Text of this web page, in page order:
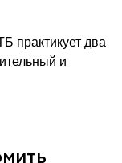
практикует два
и